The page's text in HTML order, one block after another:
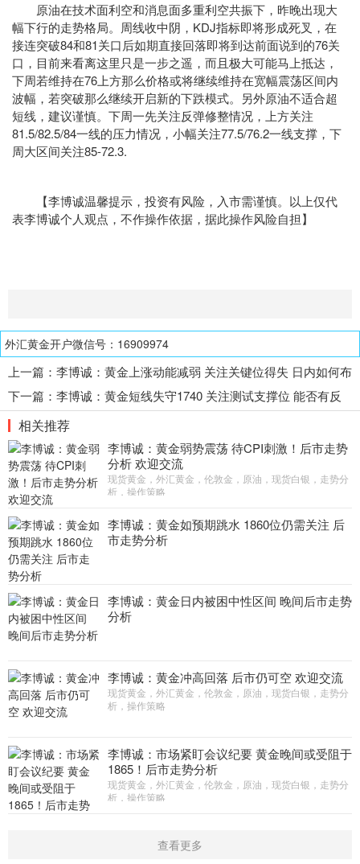
原油在技术面利空和消息面多重利空共振下，昨晚出现大
幅下行的走势格局。周线收中阴，KDJ指标即将形成死叉，在
接连突破84和81关口后如期直接回落即将到达前面说到的76关
口，目前来看离这里只是一步之遥，而且极大可能马上抵达，
下周若维持在76上方那么价格或将继续维持在宽幅震荡区间内
波幅，若突破那么继续开启新的下跌模式。另外原油不适合超
短线，建议谨慎。下周一先关注反弹修整情况，上方关注
81.5/82.5/84一线的压力情况，小幅关注77.5/76.2一线支撑，下
周大区间关注85-72.3.
【李博诚温馨提示，投资有风险，入市需谨慎。以上仅代
表李博诚个人观点，不作操作依据，据此操作风险自担】
外汇黄金开户微信号：16909974
上一篇： 李博诚：黄金上涨动能减弱 关注关键位得失 日内如何布
局？
下一篇： 李博诚：黄金短线失守1740 关注测试支撑位 能否有反
弹？相关推荐
李博诚：黄金弱势震荡 待CPI刺激！后市走势
分析 欢迎交流
现货黄金，外汇黄金，伦敦金，原油，现货白银，走势分
析，操作策略
李博诚：黄金如预期跳水 1860位仍需关注 后
市走势分析
李博诚：黄金日内被困中性区间 晚间后市走势
分析
李博诚：黄金冲高回落 后市仍可空 欢迎交流
现货黄金，外汇黄金，伦敦金，原油，现货白银，走势分
析，操作策略
李博诚：市场紧盯会议纪要 黄金晚间或受阻于
1865！后市走势分析
现货黄金，外汇黄金，伦敦金，原油，现货白银，走势分
析，操作策略
查看更多